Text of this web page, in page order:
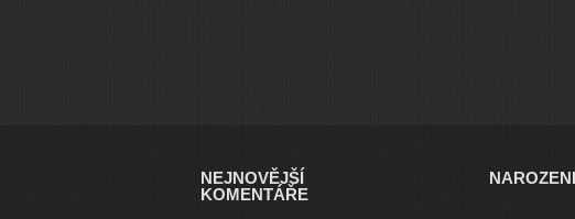
NEJNOVĚJŠÍ
KOMENTÁŘE